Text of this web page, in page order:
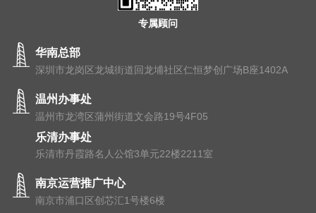
专属顾问
华南总部
深圳市龙岗区龙城街道回龙埔社区仁恒梦创广场B座1402A
温州办事处
温州市⻰湾区蒲州街道⽂会路19号4F05
乐清办事处
乐清市丹霞路名人公馆3单元22楼2211室
南京运营推广中心
南京市浦⼝区创芯汇1号楼6楼